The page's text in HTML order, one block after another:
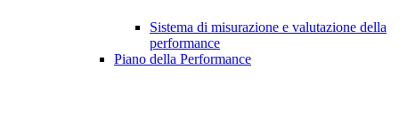
Sistema di misurazione e valutazione della
performance
Piano della Performance